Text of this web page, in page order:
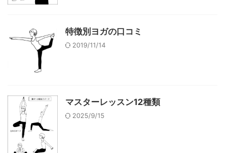
特徴別ヨガの口コミ
2019/11/14
マスターレッスン12種類
2025/9/15